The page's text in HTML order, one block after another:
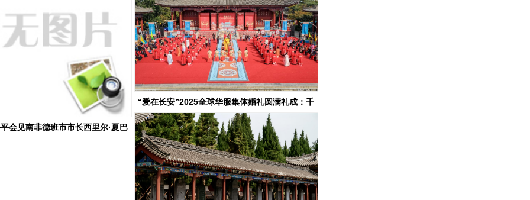
会见南非德班市市长西里尔·夏巴
“爱在长安”2025全球华服集体婚礼圆满礼成：千
年古礼新演绎，西安文化传承“活”起来